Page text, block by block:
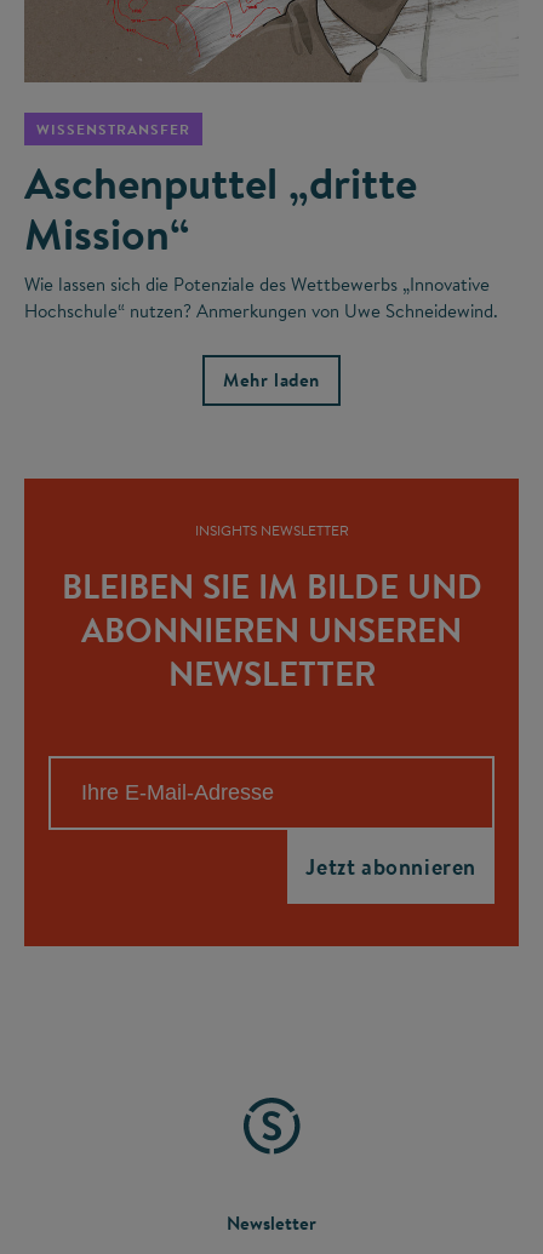
WISSENSTRANSFER
Aschenputtel „dritte
Mission“
Wie lassen sich die Potenziale des Wettbewerbs „Innovative
Hochschule“ nutzen? Anmerkungen von Uwe Schneidewind.
Mehr laden
INSIGHTS NEWSLETTER
BLEIBEN SIE IM BILDE UND
ABONNIEREN UNSEREN
NEWSLETTER
FOOTER
Newsletter